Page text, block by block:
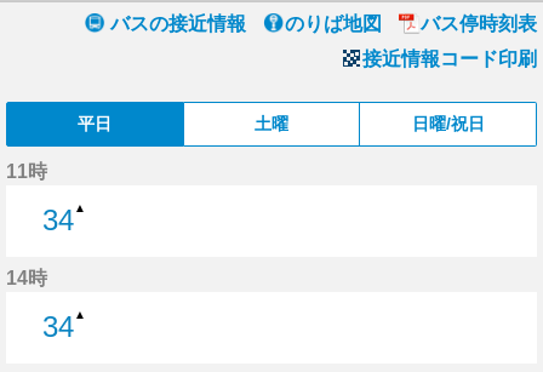
バスの接近情報 のりば地図
バス停時刻表
接近情報コード印刷
平日 土曜 日曜/祝日
11時
34▲
14時
34▲